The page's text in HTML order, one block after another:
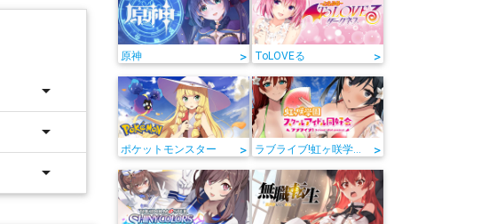
arrow_drop_down
arrow_drop_down
arrow_drop_down
原神 > ToLOVEる >
ポケットモンスター > ラブライブ!虹ヶ咲学園スクールアイドル同好会 >